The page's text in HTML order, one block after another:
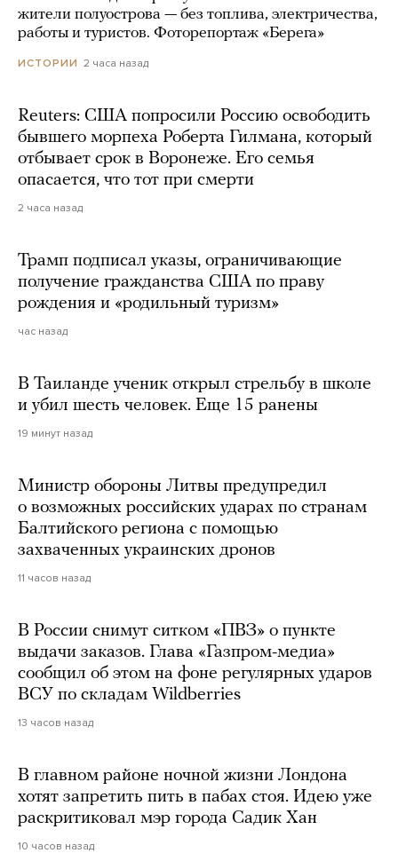
жители полуострова — без топлива, электричества,
работы и туристов. Фоторепортаж «Берега»
ИСТОРИИ 2 часа назад
Reuters: США попросили Россию освободить
бывшего морпеха Роберта Гилмана, который
отбывает срок в Воронеже. Его семья
опасается, что тот при смерти
2 часа назад
Трамп подписал указы, ограничивающие
получение гражданства США по праву
рождения и «родильный туризм»
час назад
В Таиланде ученик открыл стрельбу в школе
и убил шесть человек. Еще 15 ранены
19 минут назад
Министр обороны Литвы предупредил
о возможных российских ударах по странам
Балтийского региона с помощью
захваченных украинских дронов
11 часов назад
В России снимут ситком «ПВЗ» о пункте
выдачи заказов. Глава «Газпром-медиа»
сообщил об этом на фоне регулярных ударов
ВСУ по складам Wildberries
13 часов назад
В главном районе ночной жизни Лондона
хотят запретить пить в пабах стоя. Идею уже
раскритиковал мэр города Садик Хан
10 часов назад